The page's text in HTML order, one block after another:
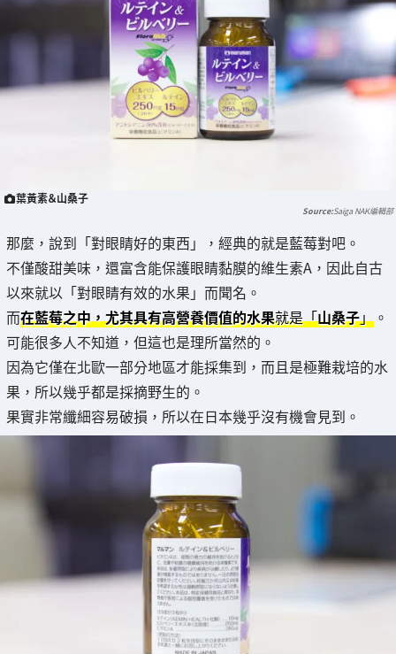
葉黃素＆山桑子
Saiga NAK編輯部
那麼，說到「對眼睛好的東西」，經典的就是藍莓對吧。
不僅酸甜美味，還富含能保護眼睛黏膜的維生素A，因此自古
以來就以「對眼睛有效的水果」而聞名。
而在藍莓之中，尤其具有高營養價值的水果就是「山桑子」 。
可能很多人不知道，但這也是理所當然的。
因為它僅在北歐一部分地區才能採集到，而且是極難栽培的水
果，所以幾乎都是採摘野生的。
果實非常纖細容易破損，所以在日本幾乎沒有機會見到。